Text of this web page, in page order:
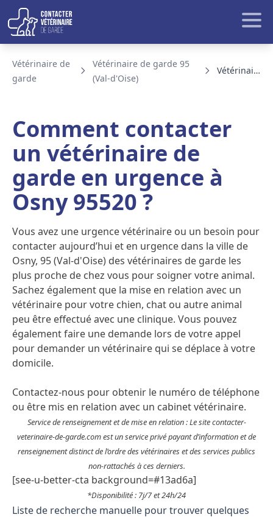
Aller au contenu
BLOG ET ACTUALITE
Vétérinaire de
garde
Vétérinaire de garde 95
(Val-d'Oise)
Vétérinaire de garde Osny
Comment contacter
un vétérinaire de
garde en urgence à
Osny 95520 ?
Vous avez une urgence vétérinaire ou un besoin pour
contacter aujourd’hui et en urgence dans la ville de
Osny, 95 (Val-d'Oise) des vétérinaires de garde les
plus proche de chez vous pour soigner votre animal.
Sachez également que la mise en relation avec un
vétérinaire pour votre chien, chat ou autre animal
peu être effectué avec une clinique. Vous pouvez
également faire une demande lors de votre appel
pour demander un vétérinaire qui se déplace à votre
domicile.
Contactez-nous pour obtenir le numéro de téléphone
ou être mis en relation avec un cabinet vétérinaire.
Service de renseignement et de mise en relation : Le site contacter-
veterinaire-de-garde.com est un service privé payant d’information et de
renseignement distinct de l’ordre des vétérinaires et des services publics
non-rattachés à ces derniers.
[see-u-better-cta background=#13ad6a]
*Disponibilité : 7j/7 et 24h/24
Liste de recherche manuelle pour trouver quelques